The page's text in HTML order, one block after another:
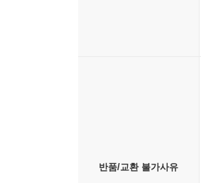
반품/교환 불가사유